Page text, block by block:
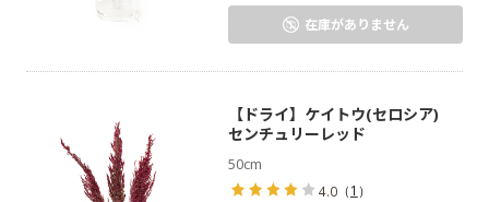
在庫がありません
【ドライ】ケイトウ(セロシア)
センチュリーレッド
50cm
4.0 （1 ）